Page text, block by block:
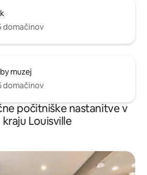
domačinov
muzej
domačinov
počitniške nastanitve v
kraju Louisville
prenočišča z značko »Izbira gostov«